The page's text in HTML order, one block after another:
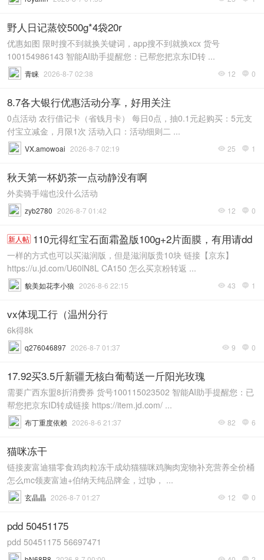
野人日记蒸饺500g*4袋20r
优惠如图 限时搜不到就换关键词，app搜不到就换xcx 货号
100154986143 智能AI助手提醒您：已帮您把京东ID转 ...
 12  0
青睐 2026-8-7 02:38
8.7各大银行优惠活动分享，好用关注
0点活动 农行借记卡（省钱月卡） 每日0点，抽0.1元起购买：5元支
付宝立减金，月限1次 活动入口：活动细则二 ...
 25  1
VX.amowoai 2026-8-7 02:19
秋天第一杯奶茶一点动静没有啊
外卖骑手端也没什么活动
 12  0
zyb2780 2026-8-7 01:42
新人帖 110元得红宝石面霜盈版100g+2片面膜，有用请dd
一样的方式也可以买滋润版，但是滋润版贵10块 链接【京东】
https://u.jd.com/U60lN8L CA150 怎么买京粉转返 ...
 43  1
貌美如花李小狼 2026-8-6 22:15
vx体现工行（温州分行
6k得8k
 9  0
q276046897 2026-8-7 01:37
17.92买3.5斤新疆无核白葡萄送一斤阳光玫瑰
需要广西东盟8折消费券 货号100115023502 智能AI助手提醒您：已
帮您把京东ID转成链接 https://item.jd.com/ ...
 82  6
布丁重度依赖 2026-8-6 21:37
猫咪冻干
链接麦富迪猫零食鸡肉粒冻干成幼猫猫咪鸡胸肉宠物补充营养全价桶
怎么mc领麦富迪+伯纳天纯品牌金，过tjb， ...
 12  0
玄晶晶 2026-8-7 01:27
pdd 50451175
pdd 50451175 56697471